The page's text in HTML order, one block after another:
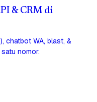
& CRM di
chatbot WA, blast, &
nomor.